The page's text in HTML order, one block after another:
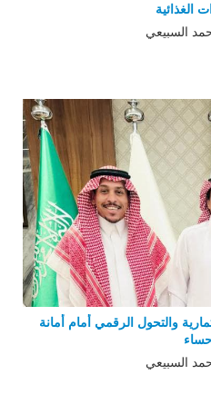
الغذائية
السبيعي
والتحول الرقمي أمام أمانة
السبيعي